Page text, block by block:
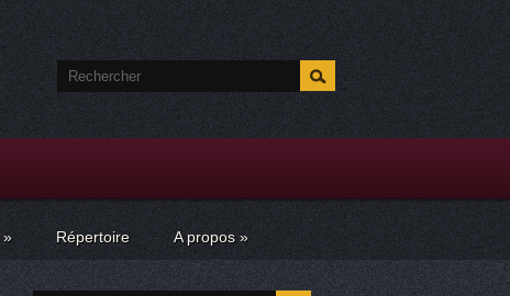
» Répertoire A propos »